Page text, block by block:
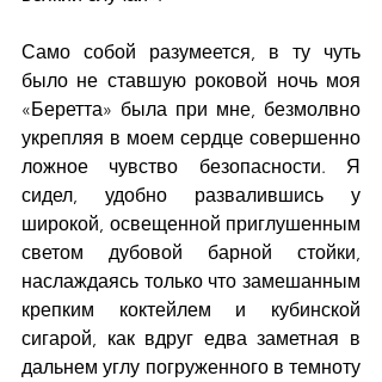
Само собой разумеется, в ту чуть
было не ставшую роковой ночь моя
«Беретта» была при мне, безмолвно
укрепляя в моем сердце совершенно
ложное чувство безопасности. Я
сидел, удобно развалившись у
широкой, освещенной приглушенным
светом дубовой барной стойки,
наслаждаясь только что замешанным
крепким коктейлем и кубинской
сигарой, как вдруг едва заметная в
дальнем углу погруженного в темноту